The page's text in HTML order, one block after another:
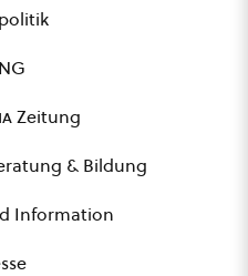
Zeitung
& Bildung
Information